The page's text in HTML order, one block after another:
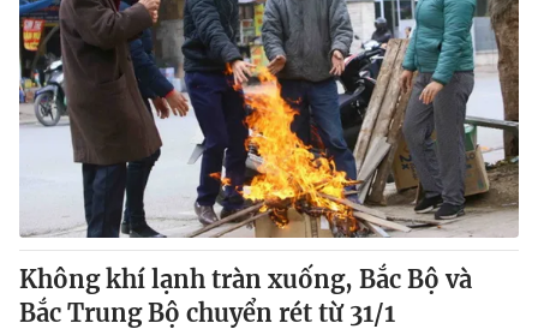
Không khí lạnh tràn xuống, Bắc Bộ và
Bắc Trung Bộ chuyển rét từ 31/1